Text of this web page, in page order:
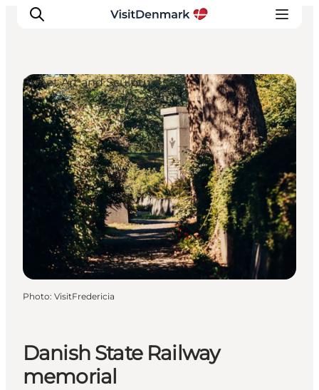
Inspirations
Destinations
Quoi faire
Hébergements
Planifiez votre voyage
Danish State Railway
memorial
Street Art and Sculptures
Photo: VisitFredericia